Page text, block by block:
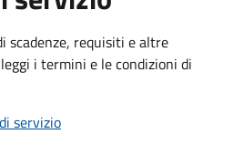
scadenze, requisiti e altre
i termini e le condizioni di
servizio